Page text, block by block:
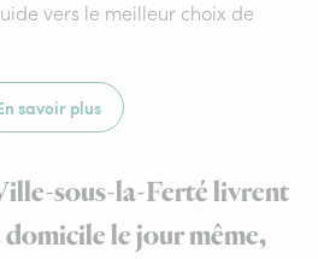
vers le meilleur choix de
savoir plus
sous-la-Ferté livrent
le jour même,